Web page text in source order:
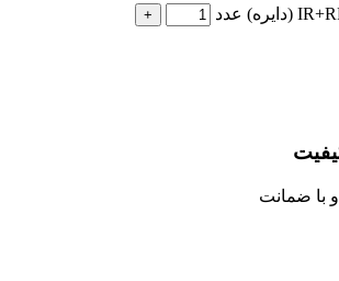
با ضمانت